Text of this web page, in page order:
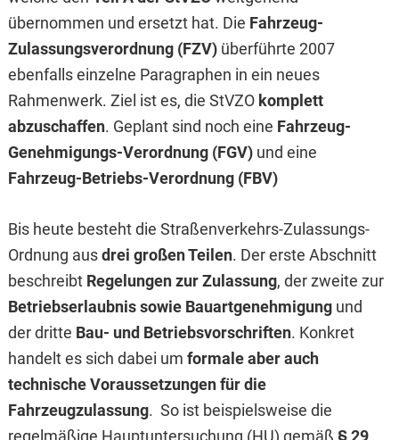
übernommen und ersetzt hat. Die Fahrzeug-
Zulassungsverordnung (FZV)überführte 2007
ebenfalls einzelne Paragraphen in ein neues
Rahmenwerk. Ziel ist es, die StVZOkomplett
abzuschaffen. Geplant sind noch eine Fahrzeug-
Genehmigungs-Verordnung (FGV)und eine
Fahrzeug-Betriebs-Verordnung (FBV)
Bis heute besteht die Straßenverkehrs-Zulassungs-
Ordnung ausdrei großen Teilen. Der erste Abschnitt
beschreibt Regelungen zur Zulassung, der zweite zur
Betriebserlaubnis sowie Bauartgenehmigungund
der dritte Bau- und Betriebsvorschriften. Konkret
handelt es sich dabei um formale aber auch
technische Voraussetzungen für die
Fahrzeugzulassung. So ist beispielsweise die
regelmäßige Hauptuntersuchung (HU) gemäß § 29